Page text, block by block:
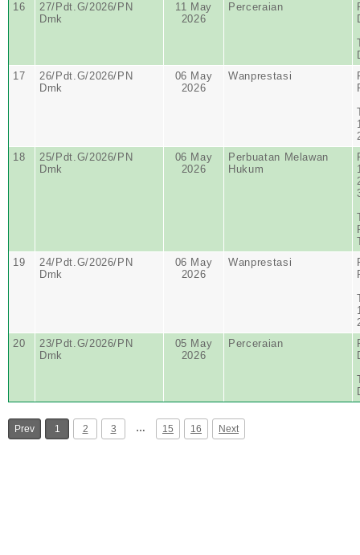
16
27/Pdt.G/2026/PN
Dmk
11 May
2026
Perceraian
17
26/Pdt.G/2026/PN
Dmk
06 May
2026
Wanprestasi
18
25/Pdt.G/2026/PN
Dmk
06 May
2026
Perbuatan Melawan
Hukum
19
24/Pdt.G/2026/PN
Dmk
06 May
2026
Wanprestasi
20
23/Pdt.G/2026/PN
Dmk
05 May
2026
Perceraian
Prev 1 2 3 … 15 16 Next